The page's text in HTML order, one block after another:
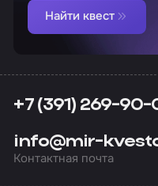
Найти квест
+7 (391) 269-90-
info@mir-
Контактная почта